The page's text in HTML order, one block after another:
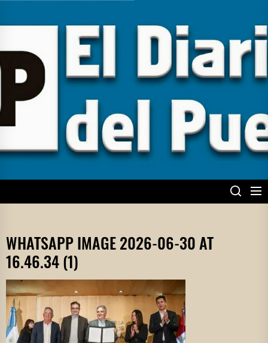
content
EL DIARIO DEL
PUEBLO
WHATSAPP IMAGE 2026-06-30 AT
16.46.34 (1)